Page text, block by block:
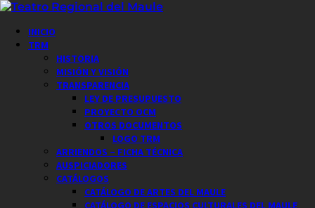
Saltar
contenido
Menú
principal
INICIO
TRM
HISTORIA
MISIÓN Y VISIÓN
TRANSPARENCIA
LEY DE PRESUPUESTO
PROYECTO OCM
OTROS DOCUMENTOS
LOGO TRM
ARRIENDOS – FICHA TÉCNICA
AUSPICIADORES
CATÁLOGOS
CATÁLOGO DE ARTES DEL MAULE
CATÁLOGO DE ESPACIOS CULTURALES DEL MAULE